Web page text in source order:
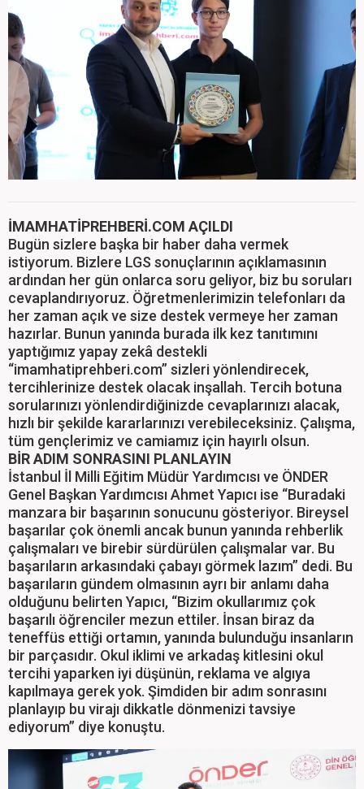
İMAMHATİPREHBERİ.COM AÇILDI
Bugün sizlere başka bir haber daha vermek
istiyorum. Bizlere LGS sonuçlarının açıklamasının
ardından her gün onlarca soru geliyor, biz bu soruları
cevaplandırıyoruz. Öğretmenlerimizin telefonları da
her zaman açık ve size destek vermeye her zaman
hazırlar. Bunun yanında burada ilk kez tanıtımını
yaptığımız yapay zekâ destekli
“imamhatiprehberi.com” sizleri yönlendirecek,
tercihlerinize destek olacak inşallah. Tercih botuna
sorularınızı yönlendirdiğinizde cevaplarınızı alacak,
hızlı bir şekilde kararlarınızı verebileceksiniz. Çalışma,
tüm gençlerimiz ve camiamız için hayırlı olsun.
BİR ADIM SONRASINI PLANLAYIN
İstanbul İl Milli Eğitim Müdür Yardımcısı ve ÖNDER
Genel Başkan Yardımcısı Ahmet Yapıcı ise “Buradaki
manzara bir başarının sonucunu gösteriyor. Bireysel
başarılar çok önemli ancak bunun yanında rehberlik
çalışmaları ve birebir sürdürülen çalışmalar var. Bu
başarıların arkasındaki çabayı görmek lazım” dedi. Bu
başarıların gündem olmasının ayrı bir anlamı daha
olduğunu belirten Yapıcı, “Bizim okullarımız çok
başarılı öğrenciler mezun ettiler. İnsan biraz da
teneffüs ettiği ortamın, yanında bulunduğu insanların
bir parçasıdır. Okul iklimi ve arkadaş kitlesini okul
tercihi yaparken iyi düşünün, reklama ve algıya
kapılmaya gerek yok. Şimdiden bir adım sonrasını
planlayıp bu virajı dikkatle dönmenizi tavsiye
ediyorum” diye konuştu.